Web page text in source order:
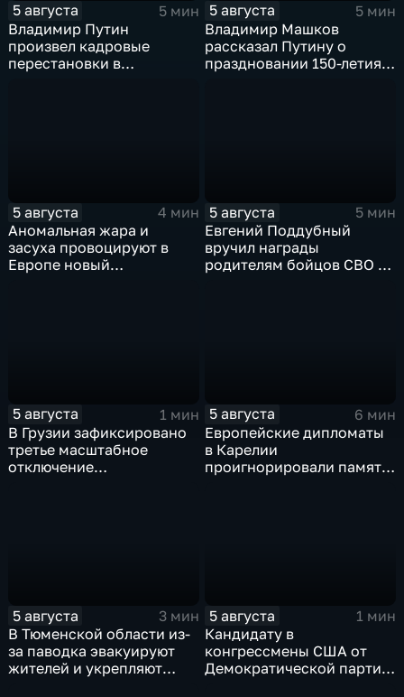
5 августа
5 мин
Владимир Путин
произвел кадровые
перестановки в
5 августа
5 мин
Владимир Машков
рассказал Путину о
праздновании 150-летия
5 августа
4 мин
Аномальная жара и
засуха провоцируют в
Европе новый
5 августа
5 мин
Евгений Поддубный
вручил награды
родителям бойцов СВО в
5 августа
1 мин
В Грузии зафиксировано
третье масштабное
отключение
5 августа
6 мин
Европейские дипломаты
в Карелии
проигнорировали память
5 августа
3 мин
В Тюменской области из-
за паводка эвакуируют
жителей и укрепляют
5 августа
1 мин
Кандидату в
конгрессмены США от
Демократической партии